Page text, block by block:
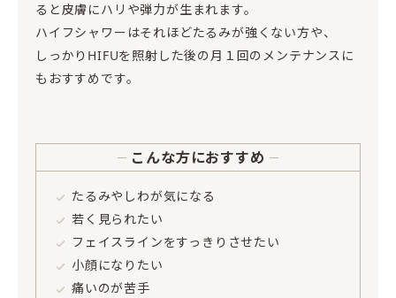
ると皮膚にハリや弾力が生まれます。
ハイフシャワーはそれほどたるみが強くない方や、
しっかりHIFUを照射した後の月１回のメンテナンスに
もおすすめです。
こんな方におすすめ
たるみやしわが気になる
若く見られたい
フェイスラインをすっきりさせたい
小顔になりたい
痛いのが苦手